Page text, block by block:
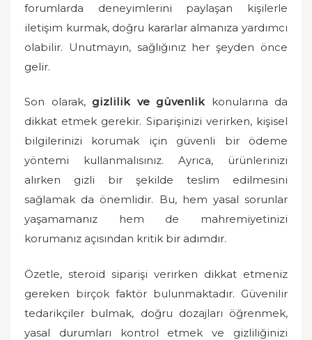
forumlarda deneyimlerini paylaşan kişilerle
iletişim kurmak, doğru kararlar almanıza yardımcı
olabilir. Unutmayın, sağlığınız her şeyden önce
gelir.
Son olarak, gizlilik ve güvenlikkonularına da
dikkat etmek gerekir. Siparişinizi verirken, kişisel
bilgilerinizi korumak için güvenli bir ödeme
yöntemi kullanmalısınız. Ayrıca, ürünlerinizi
alırken gizli bir şekilde teslim edilmesini
sağlamak da önemlidir. Bu, hem yasal sorunlar
yaşamamanız hem de mahremiyetinizi
korumanız açısından kritik bir adımdır.
Özetle, steroid siparişi verirken dikkat etmeniz
gereken birçok faktör bulunmaktadır. Güvenilir
tedarikçiler bulmak, doğru dozajları öğrenmek,
yasal durumları kontrol etmek ve gizliliğinizi